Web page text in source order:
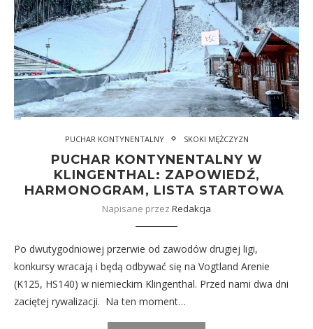
PUCHAR KONTYNENTALNY SKOKI MĘŻCZYZN
PUCHAR KONTYNENTALNY W
KLINGENTHAL: ZAPOWIEDŹ,
HARMONOGRAM, LISTA STARTOWA
Napisane przez Redakcja
Po dwutygodniowej przerwie od zawodów drugiej ligi,
konkursy wracają i będą odbywać się na Vogtland Arenie
(K125, HS140) w niemieckim Klingenthal. Przed nami dwa dni
zaciętej rywalizacji. Na ten moment…